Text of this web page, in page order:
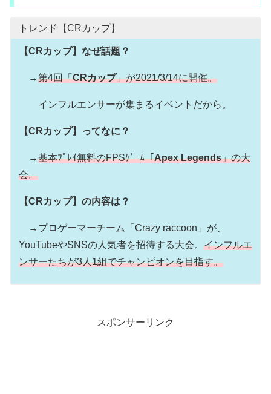
トレンド【CRカップ】
【CRカップ】なぜ話題？
→第4回「CRカップ」が2021/3/14に開催。
インフルエンサーが集まるイベントだから。
【CRカップ】ってなに？
→基本ﾌﾟﾚｲ無料のFPSｹﾞｰﾑ「Apex Legends」の大
会。
【CRカップ】の内容は？
→プロゲーマーチーム「Crazy raccoon」が、
YouTubeやSNSの人気者を招待する大会。 インフルエ
ンサーたちが3人1組でチャンピオンを目指す。
スポンサーリンク